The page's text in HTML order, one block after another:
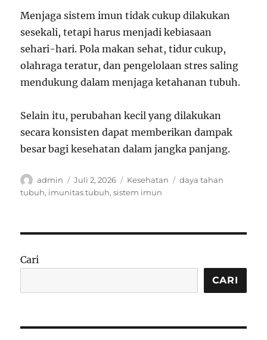
Menjaga sistem imun tidak cukup dilakukan
sesekali, tetapi harus menjadi kebiasaan
sehari-hari. Pola makan sehat, tidur cukup,
olahraga teratur, dan pengelolaan stres saling
mendukung dalam menjaga ketahanan tubuh.
Selain itu, perubahan kecil yang dilakukan
secara konsisten dapat memberikan dampak
besar bagi kesehatan dalam jangka panjang.
Author
admin
Posted
on
Juli 2, 2026 Categories
Kesehatan Tags
daya tahan
tubuh, imunitas tubuh,sistem imun
Cari
CARI